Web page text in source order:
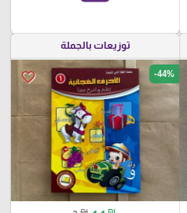
توزيعات بالجملة
favorite_border -44%